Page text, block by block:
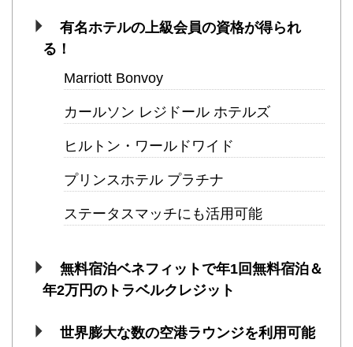
有名ホテルの上級会員の資格が得られ
る！
Marriott Bonvoy
カールソン レジドール ホテルズ
ヒルトン・ワールドワイド
プリンスホテル プラチナ
ステータスマッチにも活用可能
無料宿泊ベネフィットで年1回無料宿泊＆
年2万円のトラベルクレジット
世界膨大な数の空港ラウンジを利用可能